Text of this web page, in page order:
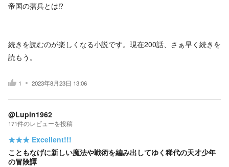
帝国の藩兵とは⁉️
続きを読むのが楽しくなる小説です。現在200話、さぁ早く続きを
読もう。
1 2023年8月23日 13:06
@Lupin1962
171件のレビューを投稿
★★★ Excellent!!!
こともなげに新しい魔法や戦術を編み出してゆく稀代の天才少年
の冒険譚